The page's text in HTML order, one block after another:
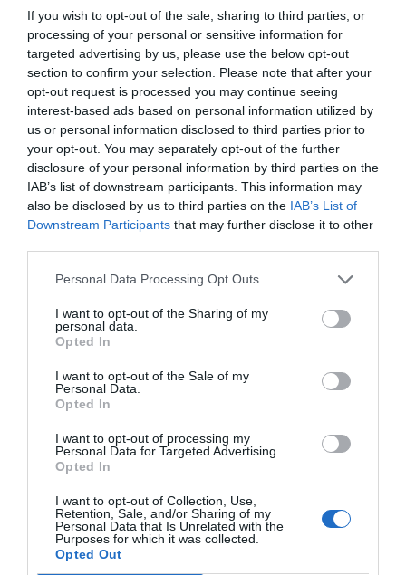
If you wish to opt-out of the sale, sharing to third parties, or
processing of your personal or sensitive information for
targeted advertising by us, please use the below opt-out
section to confirm your selection. Please note that after your
opt-out request is processed you may continue seeing
interest-based ads based on personal information utilized by
us or personal information disclosed to third parties prior to
your opt-out. You may separately opt-out of the further
disclosure of your personal information by third parties on the
IAB’s list of downstream participants. This information may
also be disclosed by us to third parties on the IAB’s List of
Downstream Participants that may further disclose it to other
Personal Data Processing Opt Outs
I want to opt-out of the Sharing of my
personal data.
Opted In
I want to opt-out of the Sale of my
Personal Data.
Opted In
I want to opt-out of processing my
Personal Data for Targeted Advertising.
Opted In
I want to opt-out of Collection, Use,
Retention, Sale, and/or Sharing of my
Personal Data that Is Unrelated with the
Purposes for which it was collected.
Opted Out